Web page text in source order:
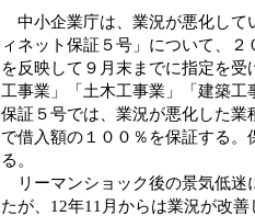
中小企業庁は、業況が悪化して
ィネット保証５号」について、
を反映して９月末までに指定を
工事業」「土木工事業」「建築
保証５号では、業況が悪化した
で借入額の１００％を保証する
る。
リーマンショック後の景気低迷
たが、12年11月からは業況が改